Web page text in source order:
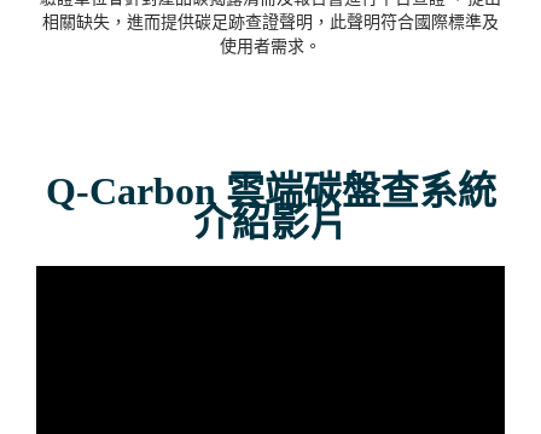
相關缺失，進而提供碳足跡查證聲明，此聲明符合國際標準及
使用者需求。
Q-Carbon 雲端碳盤查系統
介紹影片